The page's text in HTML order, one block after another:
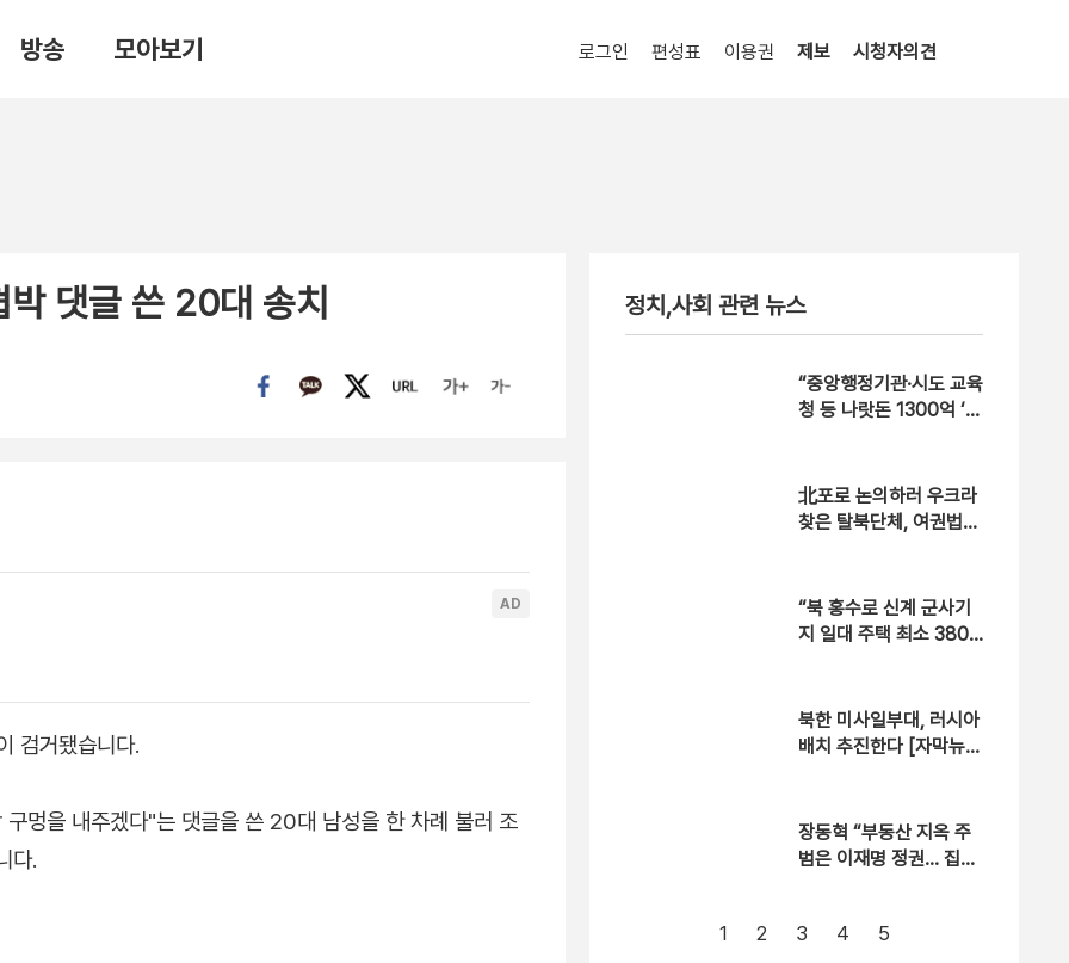
방송 모아보기 로그인 편성표 이용권 제보 시청자의견
댓글 쓴 20대 송치
검거됐습니다.
멍을 내주겠다"는 댓글을 쓴 20대 남성을 한 차례 불러 조
다.
정치,사회 관련 뉴스
“중앙행정기관·시도 교육
청 등 나랏돈 1300억 ‘줄
北포로 논의하러 우크라
찾은 탈북단체, 여권법
“북 홍수로 신계 군사기
지 일대 주택 최소 380
북한 미사일부대, 러시아
배치 추진한다 [자막뉴
장동혁 “부동산 지옥 주
범은 이재명 정권… 집값
1 2 3 4 5